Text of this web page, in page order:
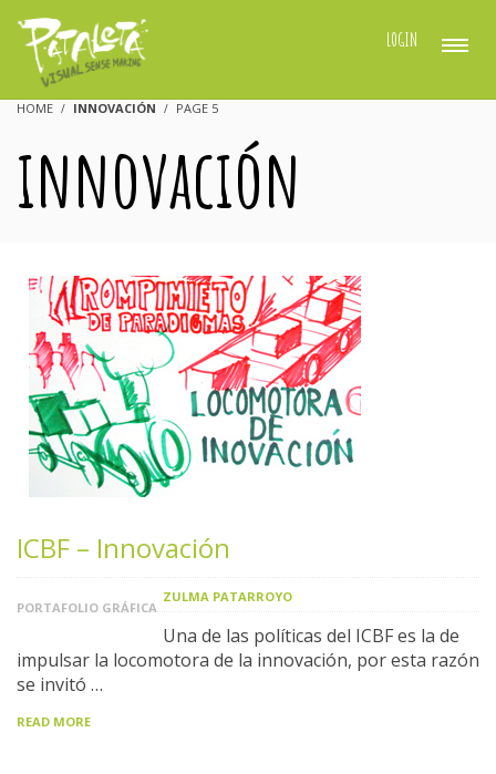
LOGIN
HOME INNOVACIÓN PAGE 5
innovación
ICBF – Innovación
PORTAFOLIO GRÁFICA
ZULMA PATARROYO
Una de las políticas del ICBF es la de
impulsar la locomotora de la innovación, por esta razón
se invitó …
READ MORE